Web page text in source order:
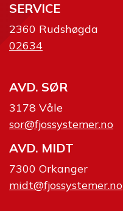
SERVICE
2360 Rudshøgda
02634
AVD. SØR
3178 Våle
sor@fjossystemer.no
AVD. MIDT
7300 Orkanger
midt@fjossystemer.no